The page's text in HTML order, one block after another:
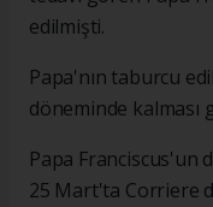
edilmişti.
Papa'nın taburcu
döneminde
Papa Franciscus'un
25 Mart'ta Corriere